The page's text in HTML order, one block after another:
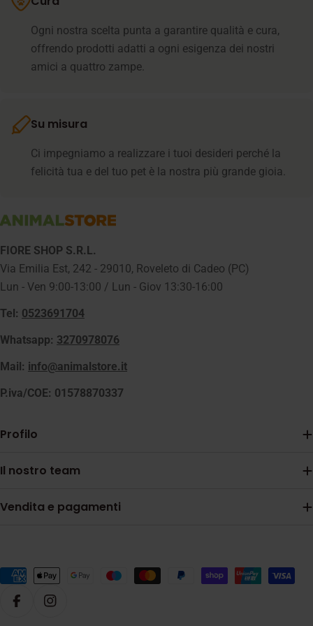
Ogni nostra scelta punta a garantire qualità e cura,
offrendo prodotti adatti a ogni esigenza dei nostri
amici a quattro zampe.
Su misura
Ci impegniamo a realizzare i tuoi desideri perché la
felicità tua e del tuo pet è la nostra più grande gioia.
FIORE SHOP S.R.L.
Via Emilia Est, 242 - 29010, Roveleto di Cadeo (PC)
Lun - Ven 9:00-13:00 / Lun - Giov 13:30-16:00
Tel: 0523691704
Whatsapp: 3270978076
Mail: info@animalstore.it
P.iva/COE: 01578870337
Profilo
Il nostro team
Vendita e pagamenti
Metodi
pagamento
FacebookInstagram